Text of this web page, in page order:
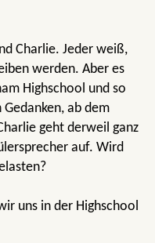
Charlie. Jeder weiß,
werden. Aber es
Highschool und so
ab dem
geht derweil ganz
auf. Wird
uns in der Highschool